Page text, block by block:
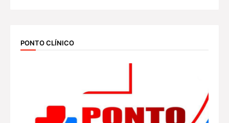
PONTO CLÍNICO